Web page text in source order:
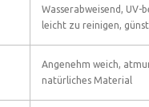
Wasserabweisend, UV-
leicht zu reinigen,
Angenehm weich,
natürliches Material